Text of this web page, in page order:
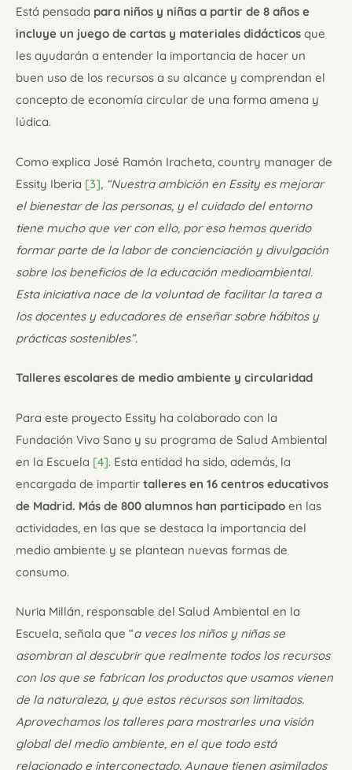
Está pensada para niños y niñas a partir de 8 años e
incluye un juego de cartas y materiales didácticos que
les ayudarán a entender la importancia de hacer un
buen uso de los recursos a su alcance y comprendan el
concepto de economía circular de una forma amena y
lúdica.
Como explica José Ramón Iracheta, country manager de
Essity Iberia [3], “Nuestra ambición en Essity es mejorar
el bienestar de las personas, y el cuidado del entorno
tiene mucho que ver con ello, por eso hemos querido
formar parte de la labor de concienciación y divulgación
sobre los beneficios de la educación medioambiental.
Esta iniciativa nace de la voluntad de facilitar la tarea a
los docentes y educadores de enseñar sobre hábitos y
prácticas sostenibles”.
Talleres escolares de medio ambiente y circularidad
Para este proyecto Essity ha colaborado con la
Fundación Vivo Sano y su programa de Salud Ambiental
en la Escuela [4]. Esta entidad ha sido, además, la
encargada de impartir talleres en 16 centros educativos
de Madrid. Más de 800 alumnos han participado en las
actividades, en las que se destaca la importancia del
medio ambiente y se plantean nuevas formas de
consumo.
Nuria Millán, responsable del Salud Ambiental en la
Escuela, señala que “a veces los niños y niñas se
asombran al descubrir que realmente todos los recursos
con los que se fabrican los productos que usamos vienen
de la naturaleza, y que estos recursos son limitados.
Aprovechamos los talleres para mostrarles una visión
global del medio ambiente, en el que todo está
relacionado e interconectado. Aunque tienen asimilados